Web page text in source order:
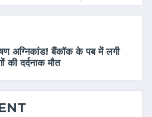
अग्निकांड! बैंकॉक के पब में लगी
की दर्दनाक मौत